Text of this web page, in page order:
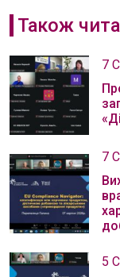
Також
7
7
5